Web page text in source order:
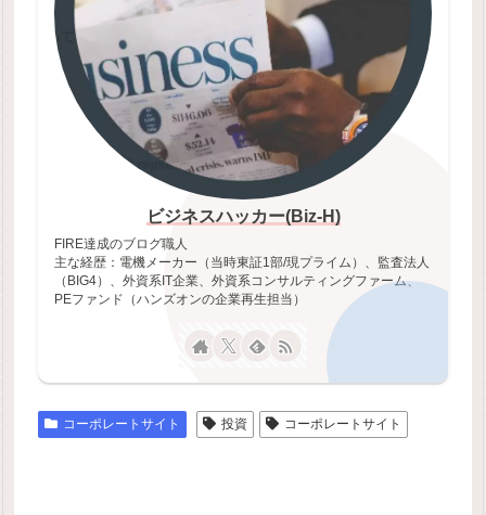
ビジネスハッカー(Biz-H)
FIRE達成のブログ職人
主な経歴：電機メーカー（当時東証1部/現プライム）、監査法人
（BIG4）、外資系IT企業、外資系コンサルティングファーム、
PEファンド（ハンズオンの企業再生担当）
コーポレートサイト 投資 コーポレートサイト